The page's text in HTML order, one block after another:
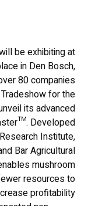
be exhibiting at
in Den Bosch,
80 companies
for the
its advanced
Developed
Institute,
Bar Agricultural
mushroom
resources to
profitability.